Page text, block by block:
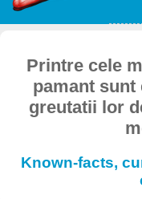
Printre cele
pamant sunt
greutatii lor
Known-facts,